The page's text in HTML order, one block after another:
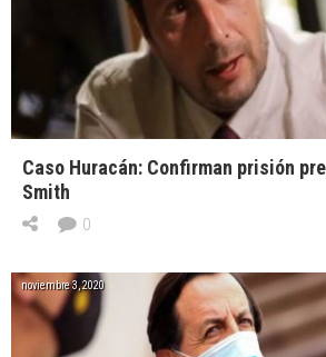
Caso Huracán: Confirman prisión
Smith
0
noviembre 3, 2020